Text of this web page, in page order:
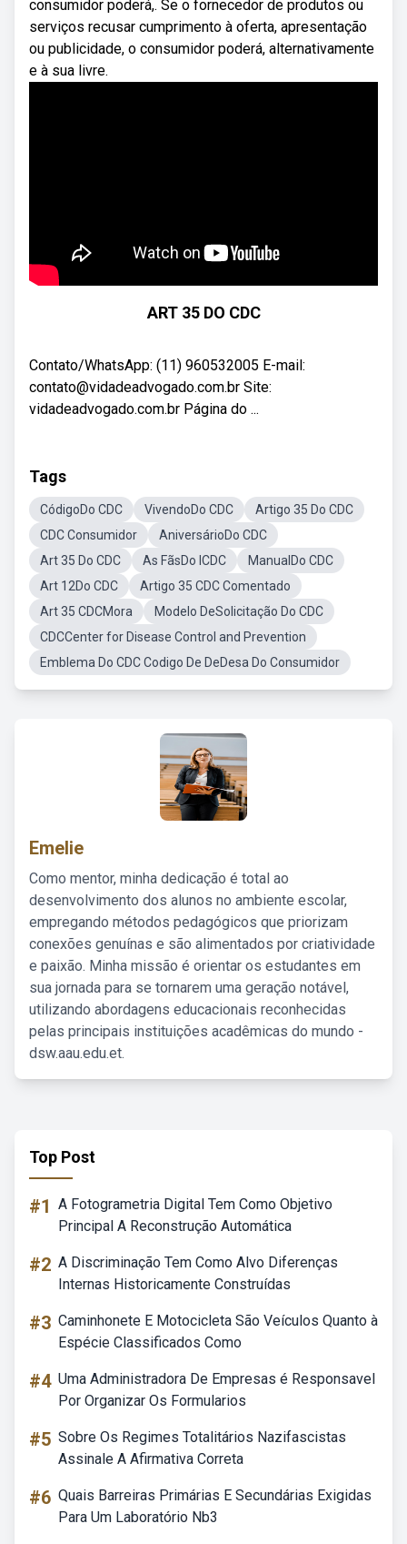
consumidor poderá,. Se o fornecedor de produtos ou
serviços recusar cumprimento à oferta, apresentação
ou publicidade, o consumidor poderá, alternativamente
e à sua livre.
ART 35 DO CDC
Contato/WhatsApp: (11) 960532005 E-mail:
contato@vidadeadvogado.com.br Site:
vidadeadvogado.com.br Página do ...
Tags
CódigoDo CDC VivendoDo CDC
Artigo 35 Do CDC
CDC Consumidor
AniversárioDo CDC
Art 35 Do CDC
As FãsDo ICDC
ManualDo CDC
Art 12Do CDC
Artigo 35 CDC Comentado
Art 35 CDCMora
Modelo DeSolicitação Do CDC
CDCCenter for Disease Control and Prevention
Emblema Do CDC Codigo De DeDesa Do Consumidor
Emelie
Como mentor, minha dedicação é total ao
desenvolvimento dos alunos no ambiente escolar,
empregando métodos pedagógicos que priorizam
conexões genuínas e são alimentados por criatividade
e paixão. Minha missão é orientar os estudantes em
sua jornada para se tornarem uma geração notável,
utilizando abordagens educacionais reconhecidas
pelas principais instituições acadêmicas do mundo -
dsw.aau.edu.et.
Top Post
#1 A Fotogrametria Digital Tem Como Objetivo
Principal A Reconstrução Automática
#2 A Discriminação Tem Como Alvo Diferenças
Internas Historicamente Construídas
#3 Caminhonete E Motocicleta São Veículos Quanto à
Espécie Classificados Como
#4 Uma Administradora De Empresas é Responsavel
Por Organizar Os Formularios
#5 Sobre Os Regimes Totalitários Nazifascistas
Assinale A Afirmativa Correta
#6 Quais Barreiras Primárias E Secundárias Exigidas
Para Um Laboratório Nb3